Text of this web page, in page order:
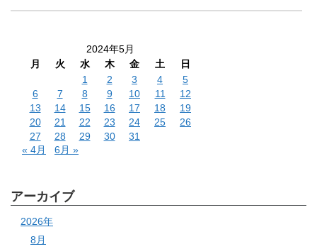
2024年5月
月
火 水 木 金 土
日
1
2 3 4
5
6
7 8 9 10 11
12
13
14 15 16 17 18
19
20
21 22 23 24 25
26
27
28 29 30
31
« 4月
6月 »
アーカイブ
2026年
8月